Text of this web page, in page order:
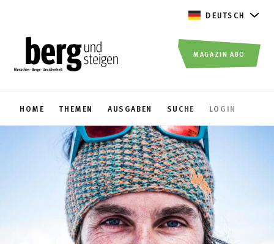
DEUTSCH
HOME THEMEN AUSGABEN SUCHE LOGIN
MAGAZIN ABO